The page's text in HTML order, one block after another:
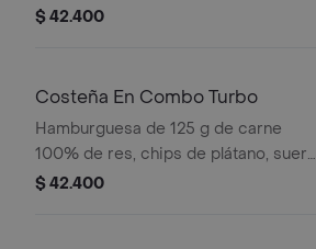
piña, lechuga, salsa blanca y salsa de
$ 42.400
Costeña En Combo Turbo
Hamburguesa de 125 g de carne
100% de res, chips de plátano, suero,
queso costeño rallado y salsa blanca
$ 42.400